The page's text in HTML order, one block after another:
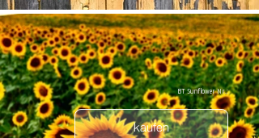
BT Sunflower Nr.:
kaufen